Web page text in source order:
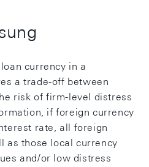
currency in a
a trade-off between
risk of firm-level distress
if foreign currency
rate, all foreign
as those local currency
and/or low distress